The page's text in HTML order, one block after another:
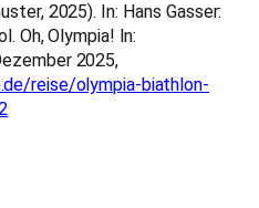
2025). In: Hans Gasser:
Oh, Olympia! In:
2025,
reise/olympia-biathlon-